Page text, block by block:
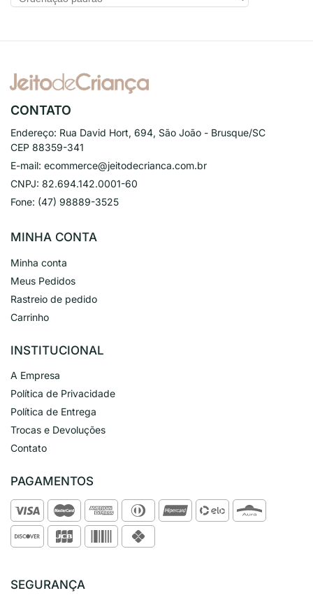
CONTATO
Endereço: Rua David Hort, 694, São João - Brusque/SC
CEP 88359-341
E-mail: ecommerce@jeitodecrianca.com.br
CNPJ: 82.694.142.0001-60
Fone: (47) 98889-3525
MINHA CONTA
Minha conta
Meus Pedidos
Rastreio de pedido
Carrinho
INSTITUCIONAL
A Empresa
Política de Privacidade
Política de Entrega
Trocas e Devoluções
Contato
PAGAMENTOS
SEGURANÇA